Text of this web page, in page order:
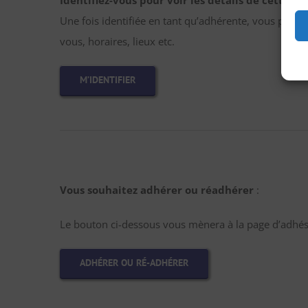
Une fois identifiée en tant qu’adhérente, vous
vous, horaires, lieux etc.
M’IDENTIFIER
Vous souhaitez adhérer ou réadhérer :
Le bouton ci-dessous vous mènera à la page
ADHÉRER OU RÉ-ADHÉRER